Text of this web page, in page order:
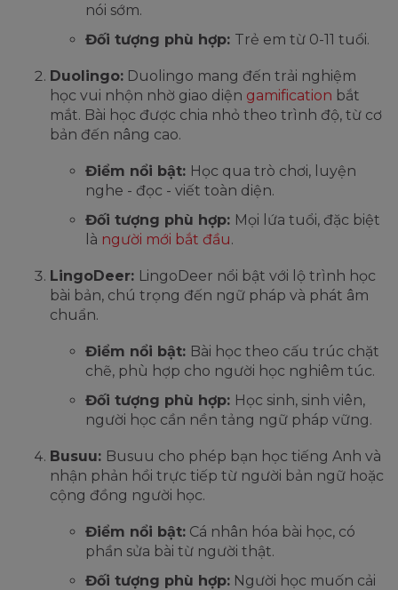
nói sớm.
Đối tượng phù hợp: Trẻ em từ 0-11 tuổi.
Duolingo: Duolingo mang đến trải nghiệm
học vui nhộn nhờ giao diện gamification bắt
mắt. Bài học được chia nhỏ theo trình độ, từ cơ
bản đến nâng cao.
Điểm nổi bật: Học qua trò chơi, luyện
nghe - đọc - viết toàn diện.
Đối tượng phù hợp: Mọi lứa tuổi, đặc biệt
là người mới bắt đầu.
LingoDeer: LingoDeer nổi bật với lộ trình học
bài bản, chú trọng đến ngữ pháp và phát âm
chuẩn.
Điểm nổi bật: Bài học theo cấu trúc chặt
chẽ, phù hợp cho người học nghiêm túc.
Đối tượng phù hợp: Học sinh, sinh viên,
người học cần nền tảng ngữ pháp vững.
Busuu: Busuu cho phép bạn học tiếng Anh và
nhận phản hồi trực tiếp từ người bản ngữ hoặc
cộng đồng người học.
Điểm nổi bật: Cá nhân hóa bài học, có
phần sửa bài từ người thật.
Đối tượng phù hợp: Người học muốn cải